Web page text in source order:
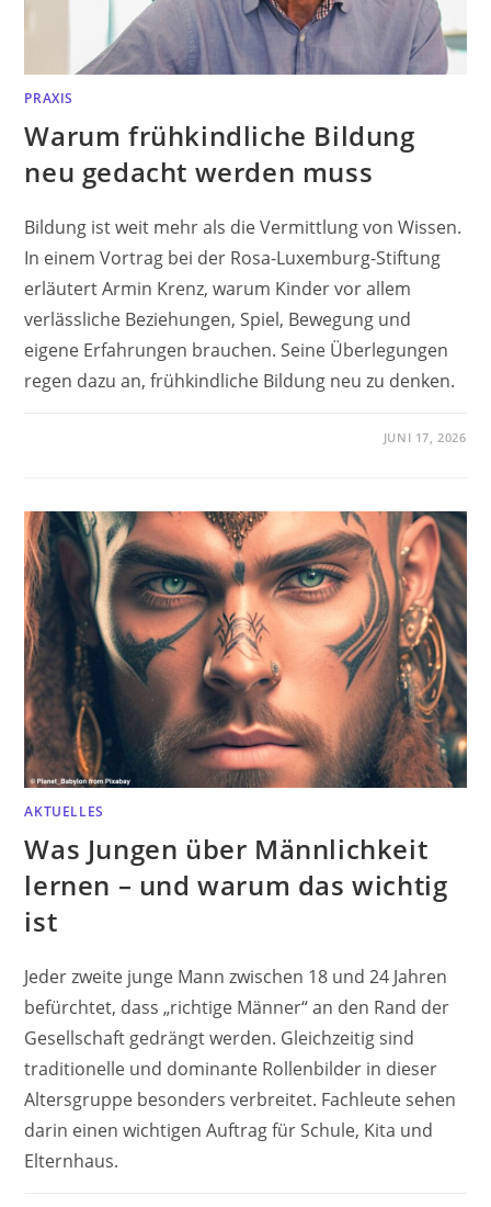
PRAXIS
Warum frühkindliche Bildung
neu gedacht werden muss
Bildung ist weit mehr als die Vermittlung von Wissen.
In einem Vortrag bei der Rosa-Luxemburg-Stiftung
erläutert Armin Krenz, warum Kinder vor allem
verlässliche Beziehungen, Spiel, Bewegung und
eigene Erfahrungen brauchen. Seine Überlegungen
regen dazu an, frühkindliche Bildung neu zu denken.
JUNI 17, 2026
AKTUELLES
Was Jungen über Männlichkeit
lernen – und warum das wichtig
ist
Jeder zweite junge Mann zwischen 18 und 24 Jahren
befürchtet, dass „richtige Männer“ an den Rand der
Gesellschaft gedrängt werden. Gleichzeitig sind
traditionelle und dominante Rollenbilder in dieser
Altersgruppe besonders verbreitet. Fachleute sehen
darin einen wichtigen Auftrag für Schule, Kita und
Elternhaus.